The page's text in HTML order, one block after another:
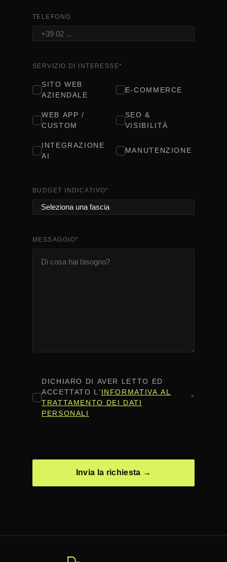
TELEFONO
SERVIZIO DI INTERESSE*
SITO WEB
AZIENDALE
E-COMMERCE
WEB APP /
CUSTOM
SEO &
VISIBILITÀ
INTEGRAZIONE
AI
MANUTENZIONE
BUDGET INDICATIVO*
MESSAGGIO*
CONSENSO*
DICHIARO DI AVER LETTO ED
ACCETTATO L' INFORMATIVA AL
TRATTAMENTO DEI DATI
PERSONALI
*